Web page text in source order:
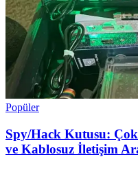
Popüler
Spy/Hack Kutusu:
ve Kablosuz İletişim